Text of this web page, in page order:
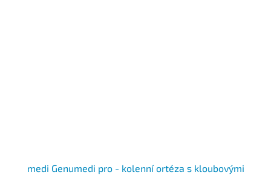
medi Genumedi pro - kolenní ortéza s kloubovými